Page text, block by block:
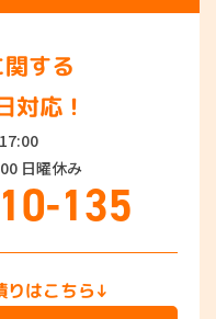
する
対応！
日曜休み
135
りはこちら↓